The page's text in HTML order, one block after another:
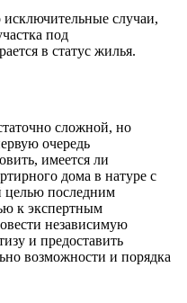
случаи,
под
в статус жилья.
сложной, но
очередь
имеется ли
дома в натуре с
целью последним
к экспертным
независимую
и предоставить
возможности и порядка